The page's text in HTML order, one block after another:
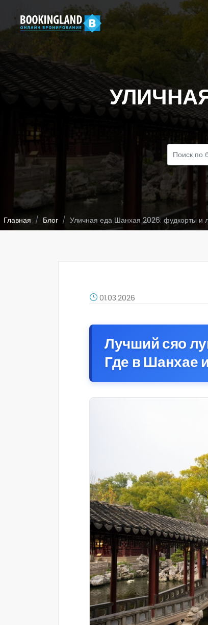
Главная Блог Уличная еда Шанхая 2026: фудкорты и
01.03.2026
Лучший сяо
Где в Шанхае